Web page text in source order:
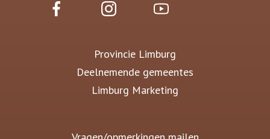
Provincie Limburg
Deelnemende gemeentes
Limburg Marketing